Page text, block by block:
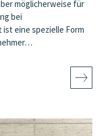
möglicherweise für
bei
eine spezielle Form